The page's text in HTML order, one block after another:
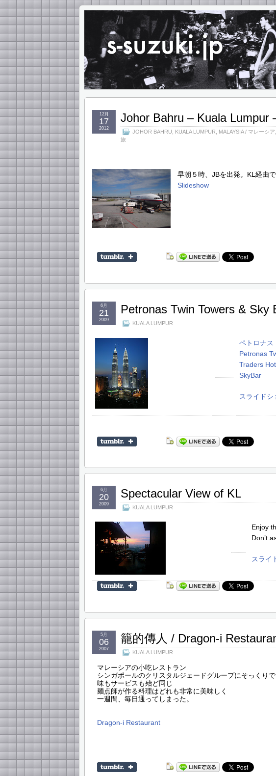
Johor Bahru – Kuala Lumpur
JOHOR BAHRU KUALA LUMPUR MALAYSIA / マレーシア
旅
12月
17
2012
早朝５時、JBを出発。KL経由
Slideshow
Petronas Twin Towers & Sky
KUALA LUMPUR
6月
21
2009
ペトロナス
Petronas
Traders
SkyBar
スライド
Spectacular View of KL
KUALA LUMPUR
6月
20
2009
Enjoy
Don’t
スライ
籠的傳人 / Dragon-i
KUALA LUMPUR
5月
06
2007
マレーシアの小吃レストラン
シンガポールのクリスタルジェードグループにそっくりで
味もサービスも殆ど同じ
麺点師が作る料理はどれも非常に美味しく
一週間、毎日通ってしまった。
Dragon-i Restaurant